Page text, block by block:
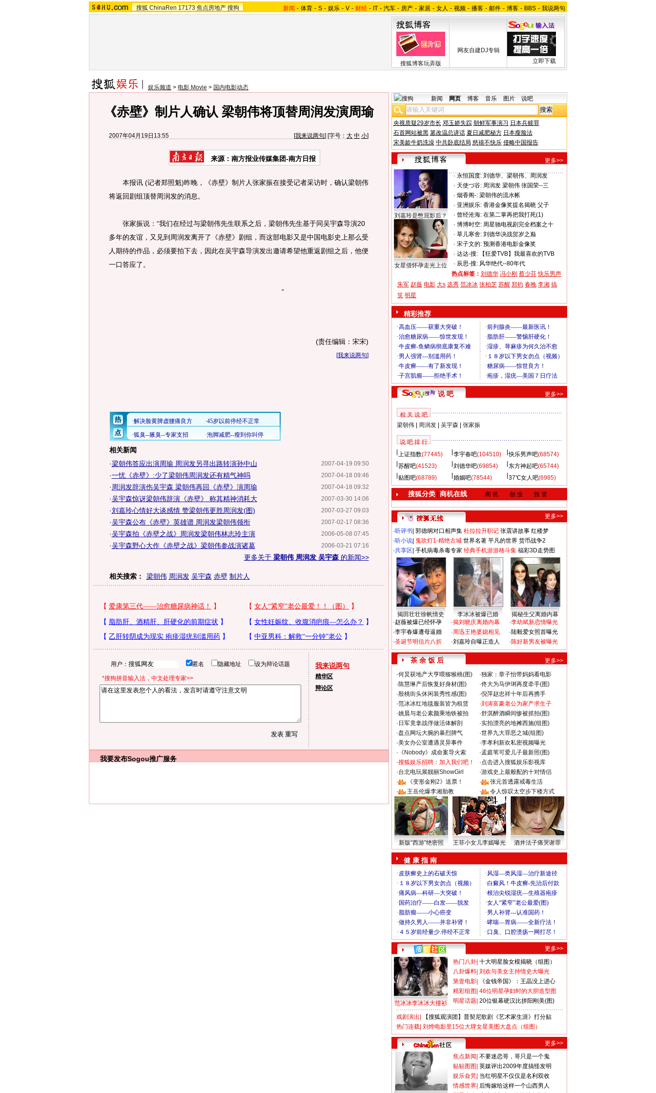
搜狐 ChinaRen 17173 焦点房地产 搜狗 新闻 - 体育 - S - 娱乐 - V - 财经 - IT - 汽车 - 房产 - 家居 - 女人 - 视频 - 播客 - 邮件 - 博客 - BBS - 我说两句
搜狐博客玩弄版
网友自建DJ专辑
立即下载
娱乐频道 > 电影 Movie > 国内电影动态
《赤壁》制片人确认 梁朝伟将顶替周润发演周瑜
2007年04月19日13:55 [我来说两句] [字号： 大 中 小]
来源：南方报业传媒集团-南方日报
本报讯 (记者郑照魁)昨晚，《赤壁》制片人张家振在接受记者采访时，确认梁朝伟
将返回剧组顶替周润发的消息。
张家振说：“我们在经过与梁朝伟先生联系之后，梁朝伟先生基于同吴宇森导演20
多年的友谊，又见到周润发离开了《赤壁》剧组，而这部电影又是中国电影史上那么受
人期待的作品，必须要拍下去，因此在吴宇森导演发出邀请希望他重返剧组之后，他便
一口答应了。
”
(责任编辑：宋宋)
[我来说两句]
相关新闻
2007-04-19 09:50
·梁朝伟答应出演周瑜 周润发另寻出路转演孙中山
2007-04-18 09:46
·一忧《赤壁》:少了梁朝伟周润发还有精气神吗
2007-04-18 09:32
· 周润发辞演伤吴宇森 梁朝伟再回《赤壁》演周瑜
2007-03-30 14:06
·吴宇森惊讶梁朝伟辞演《赤壁》 称其精神消耗大
2007-03-27 09:03
·刘嘉玲心情好大谈感情 赞梁朝伟更胜周润发(图)
2007-02-17 08:36
·吴宇森公布《赤壁》英雄谱 周润发梁朝伟领衔
2006-05-08 07:45
·吴宇森拍《赤壁之战》周润发梁朝伟林志玲主演
2006-03-21 07:16
·吴宇森野心大作《赤壁之战》梁朝伟参战演诸葛
更多关于 梁朝伟 周润发 吴宇森的新闻>>
相关搜索： 梁朝伟 周润发 吴宇森 赤壁 制片人
用户： 匿名 隐藏地址 设为辩论话题
*搜狗拼音输入法，中文处理专家>>
我来说两句
精华区
辩论区
我要发布Sogou推广服务
新闻 网页 博客 音乐 图片 说吧
央视质疑29岁市长 邓玉娇失踪 朝鲜军事演习 日本兵赎罪
石首网站被黑 篡改温总讲话 夏日减肥秘方 日本瘦脸法
宋美龄牛奶洗澡 中共卧底结局 慈禧不快乐 侵略中国报告
更多>>
刘嘉玲是憋屈影后？
女星借怀孕走光上位
· 永恒国度: 刘德华、梁朝伟、周润发
· 天使づ谷: 周润发 梁朝伟 张国荣--三
· 烟香阁-: 梁朝伟的流水帐
· 亚洲娱乐: 香港金像奖提名揭晓 父子
· 曾经沧海: 在第二掌再把我打死(1)
· 博博时空: 周星驰电视剧完全档案之十
· 草儿寒舍: 刘德华决战贺岁之巅
· 宋子文的: 预测香港电影金像奖
· 达达-搜:
【狂爱TVB】我最喜欢的TVB
· 辰思-搜: 风华绝代--80年代
热点标签： 刘德华 冯小刚 蔡少芬 快乐男声
朱军 赵薇 电影 大s 选秀 范冰冰 张柏芝 苏醒 郑钧 春晚 李湘 搞
笑 明星
精彩推荐
说 吧 更多>>
相 关 说 吧
梁朝伟| 周润发| 吴宇森 张家振
说 吧 排 行
上证指数(77445) 李宇春吧(104510) 快乐男声吧(68574)
苏醒吧(41523) 刘德华吧(69854) 东方神起吧(65744)
贴图吧(68789) 婚姻吧(78544) 37℃女人吧(6985)
搜狐分类| 商机在线 商 机 创 业 投 资
更多>>
·听评书 郭德纲对口相声集 杜拉拉升职记 张震讲故事 红楼梦
·听小说 鬼吹灯1-精绝古城 世界名著 平凡的世界 货币战争2
·共享区 手机病毒杀毒专家 经典手机游游格斗集 福彩3D走势图
揭田壮壮徐帆情史 李冰冰被爆已婚
揭秘生父离婚内幕
·赵薇被爆已经怀孕
·李宇春爆遭母逼婚
·圣诞节明信片八折
·揭刘晓庆离婚内幕
·周迅王艳婆媳相见
·刘嘉玲自曝正造人
·李幼斌新恋情曝光
·陆毅爱女照首曝光
·陈好新男友被曝光
茶 余 饭 后
更多>>
·何炅获地产大亨喂猕猴桃(图) ·独家：章子怡带妈妈看电影
·陈慧琳产后恢复好身材(图) ·佟大为马伊琍再度牵手(图)
·殷桃街头休闲装秀性感(图) ·倪萍赵忠祥十年后再携手
·范冰冰红地毯服装皆为租赁 ·刘涛富豪老公为家产求生子
·姚晨与老公素颜乘地铁被拍 ·舒淇醉酒瞬间惨被抓拍(图)
· 日军竟拿战俘做活体解剖 ·实拍漂亮的地摊西施(组图)
·盘点网坛大腕的暴烈脾气 ·世界九大罪恶之城(组图)
·美女办公室遭遇灵异事件 ·李孝利新欢私密视频曝光
· 《Nobody》成命案导火索 ·孟庭苇可爱儿子最新照(图)
·搜狐娱乐招聘：加入我们吧！ ·点击进入搜狐娱乐影视库
·台北电玩展靓丽ShowGirl ·游戏史上最般配的十对情侣
·
《变形金刚2》送票！ ·
张元首透露戒毒生活
·
王岳伦爆李湘胎教 · 令人惊叹太空步下楼方式
新版“西游”绝密照 王菲小女儿李嫣曝光 酒井法子痛哭谢罪
健 康 指 南
更多>>
范冰冰李冰冰大撞衫
热门八卦 十大明星脸女模揭晓（组图）
八卦爆料 刘欢与美女主持情史大曝光
第壹电影
《金钱帝国》：王晶没上进心
精彩组图 46位明星孕妇时的大胆造型图
明星话题 20位银幕硬汉比拼阳刚美(图)
戏剧演出
【搜狐观演团】普契尼歌剧《艺术家生涯》打分贴
热门连载 刘烨电影里15位大牌女星美图大盘点（组图）
更多>>
焦点新闻 不要迷恋哥，哥只是一个鬼
贴贴图图 英媒评出2009年度搞怪发明
娱乐旮旯 当红明星不仅仅是名利双收
情感世界 后悔嫁给这样一个山西男人